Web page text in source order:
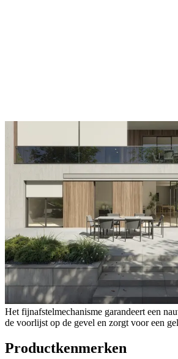
Het fijnafstelmechanisme garandeert een
de voorlijst op de gevel en zorgt voor een
Productkenmerken